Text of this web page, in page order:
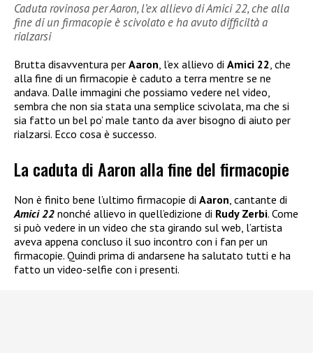
Caduta rovinosa per Aaron, l’ex allievo di Amici 22, che alla
fine di un firmacopie è scivolato e ha avuto difficiltà a
rialzarsi
Brutta disavventura per Aaron, l’ex allievo di Amici 22, che
alla fine di un firmacopie è caduto a terra mentre se ne
andava. Dalle immagini che possiamo vedere nel video,
sembra che non sia stata una semplice scivolata, ma che si
sia fatto un bel po’ male tanto da aver bisogno di aiuto per
rialzarsi. Ecco cosa è successo.
La caduta di Aaron alla fine del firmacopie
Non è finito bene l’ultimo firmacopie di Aaron, cantante di
Amici 22 nonché allievo in quell’edizione di Rudy Zerbi. Come
si può vedere in un video che sta girando sul web, l’artista
aveva appena concluso il suo incontro con i fan per un
firmacopie. Quindi prima di andarsene ha salutato tutti e ha
fatto un video-selfie con i presenti.